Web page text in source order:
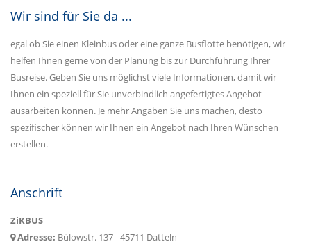
Wir sind für Sie da ...
egal ob Sie einen Kleinbus oder eine ganze Busflotte benötigen, wir
helfen Ihnen gerne von der Planung bis zur Durchführung Ihrer
Busreise. Geben Sie uns möglichst viele Informationen, damit wir
Ihnen ein speziell für Sie unverbindlich angefertigtes Angebot
ausarbeiten können. Je mehr Angaben Sie uns machen, desto
spezifischer können wir Ihnen ein Angebot nach Ihren Wünschen
erstellen.
Anschrift
ZiKBUS
Adresse: Bülowstr. 137 - 45711 Datteln